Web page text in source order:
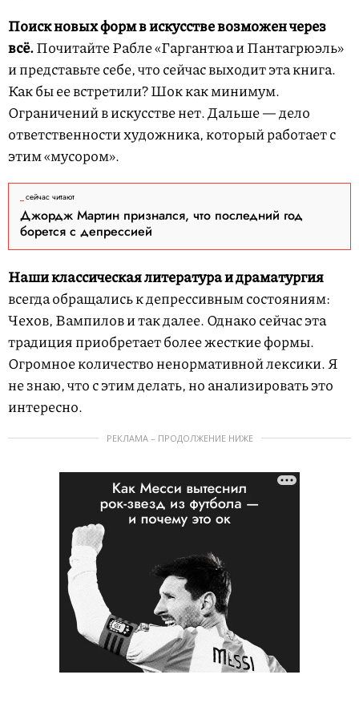
Поиск новых форм в искусстве возможен через
всё.Почитайте Рабле «Гаргантюа и Пантагрюэль»
и представьте себе, что сейчас выходит эта книга.
Как бы ее встретили? Шок как минимум.
Ограничений в искусстве нет. Дальше — дело
ответственности художника, который работает с
этим «мусором».
сейчас читают
Джордж Мартин признался, что последний год
борется с депрессией
Наши классическая литература и драматургия
всегда обращались к депрессивным состояниям:
Чехов, Вампилов и так далее. Однако сейчас эта
традиция приобретает более жесткие формы.
Огромное количество ненормативной лексики. Я
не знаю, что с этим делать, но анализировать это
интересно.
РЕКЛАМА – ПРОДОЛЖЕНИЕ НИЖЕ